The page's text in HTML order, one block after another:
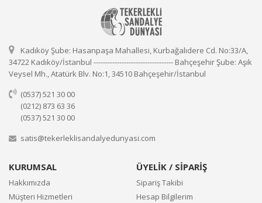
Kadıköy Şube: Hasanpaşa Mahallesi, Kurbağalıdere Cd. No:33/A,
34722 Kadıköy/İstanbul ---------------------------------- Bahçeşehir Şube: Aşık
Veysel Mh., Atatürk Blv. No:1, 34510 Bahçeşehir/İstanbul
(0537) 521 30 00
(0212) 873 63 36
(0537) 521 30 00
satis@tekerleklisandalyedunyasi.com
KURUMSAL
Hakkımızda
Müşteri Hizmetleri
ÜYELİK / SİPARİŞ
Sipariş Takibi
Hesap Bilgilerim